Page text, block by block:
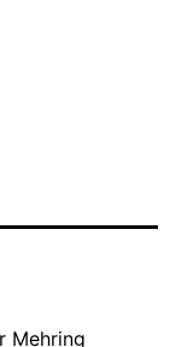
Mehring